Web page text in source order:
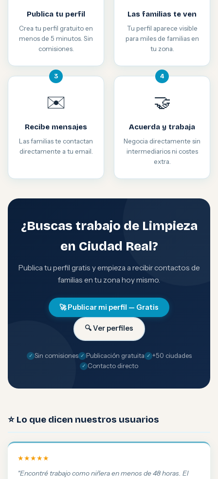
Publica tu perfil
Crea tu perfil gratuito en
menos de 5 minutos. Sin
comisiones.
Las familias te ven
Tu perfil aparece visible
para miles de familias en
tu zona.
3
✉️
Recibe mensajes
Las familias te contactan
directamente a tu email.
4
🤝
Acuerda y trabaja
Negocia directamente sin
intermediarios ni costes
extra.
¿Buscas trabajo de Limpieza
en Ciudad Real?
Publica tu perfil gratis y empieza a recibir contactos de
familias en tu zona hoy mismo.
🚀 Publicar mi perfil — Gratis
🔍 Ver perfiles
Sin comisiones Publicación gratuita
+50 ciudades
Contacto directo
⭐ Lo que dicen nuestros usuarios
★★★★★
"Encontré trabajo como niñera en menos de 48 horas. El